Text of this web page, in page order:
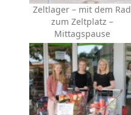
Zeltlager – mit dem Rad
zum Zeltplatz –
Mittagspause